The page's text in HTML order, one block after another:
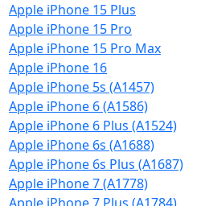
Apple iPhone 15 Plus
Apple iPhone 15 Pro
Apple iPhone 15 Pro Max
Apple iPhone 16
Apple iPhone 5s (A1457)
Apple iPhone 6 (A1586)
Apple iPhone 6 Plus (A1524)
Apple iPhone 6s (A1688)
Apple iPhone 6s Plus (A1687)
Apple iPhone 7 (A1778)